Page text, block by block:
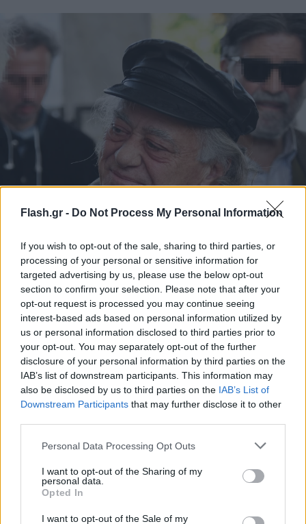
Flash.gr - Do Not Process My Personal Information
If you wish to opt-out of the sale, sharing to third parties, or
processing of your personal or sensitive information for
targeted advertising by us, please use the below opt-out
section to confirm your selection. Please note that after your
opt-out request is processed you may continue seeing
interest-based ads based on personal information utilized by
us or personal information disclosed to third parties prior to
your opt-out. You may separately opt-out of the further
disclosure of your personal information by third parties on the
IAB’s list of downstream participants. This information may
also be disclosed by us to third parties on the IAB’s List of
Downstream Participants that may further disclose it to other
Please note that this website/app uses one or more Google
not limited to your visit or usage behaviour. You may click to
grant or deny consent to Google and its third-party tags to
use your data for below specified purposes in below Google
consent section.
Personal Data Processing Opt Outs
I want to opt-out of the Sharing of my
personal data.
Opted In
I want to opt-out of the Sale of my
Νίκος Καλογερόπουλος: Ο καλλιτέχνης
μέσα από το έργο του και ο άνθρωπος μέσα
από τις ατάκες του
10.08.2026